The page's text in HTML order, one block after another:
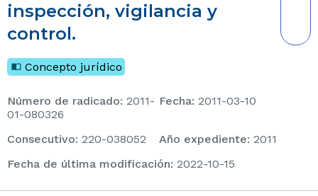
inspección, vigilancia y
control.
Concepto jurídico
Número de radicado: 2011-
01-080326
Fecha: 2011-03-10
consecutivo: 220-038052 Año expediente: 2011
Fecha de última modificación: 2022-10-15